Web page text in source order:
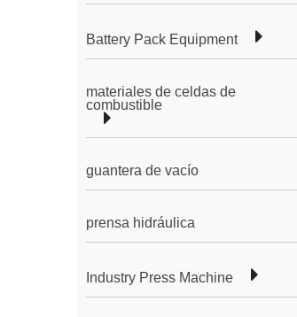
Battery Pack Equipment
materiales de celdas de
combustible
guantera de vacío
prensa hidráulica
Industry Press Machine